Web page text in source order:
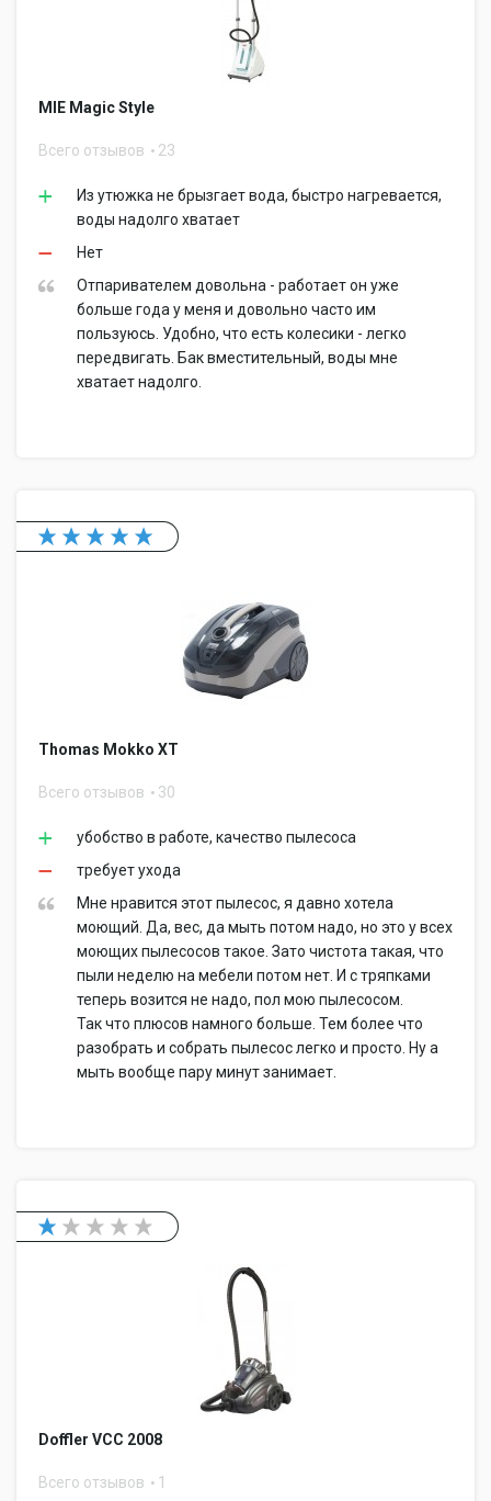
MIE Magic Style
Всего отзывов 23
Из утюжка не брызгает вода, быстро нагревается,
воды надолго хватает
Нет
Отпаривателем довольна - работает он уже
больше года у меня и довольно часто им
пользуюсь. Удобно, что есть колесики - легко
передвигать. Бак вместительный, воды мне
хватает надолго.
Thomas Mokko XT
Всего отзывов 30
убобство в работе, качество пылесоса
требует ухода
Мне нравится этот пылесос, я давно хотела
моющий. Да, вес, да мыть потом надо, но это у всех
моющих пылесосов такое. Зато чистота такая, что
пыли неделю на мебели потом нет. И с тряпками
теперь возится не надо, пол мою пылесосом.
Так что плюсов намного больше. Тем более что
разобрать и собрать пылесос легко и просто. Ну а
мыть вообще пару минут занимает.
Doffler VCC 2008
Всего отзывов 1